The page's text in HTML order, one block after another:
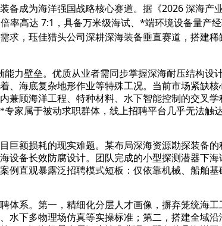
成为海洋强国战略核心赛道。据《2026 深海
率高达 7:1，具备万米级海试、*端环境设备量产
，珏佳猎头公司深耕深海装备垂直赛道，搭建
力壁垒。优质从业者需同步掌握深海耐压结构设
海底复杂地形作业等特殊工况。当前市场紧缺
顾海洋工程、特种材料、水下智能控制的交叉
家属于被动求职群体，线上招聘平台几乎无法触
巨额损耗的现实难题。某布局深海资源勘探装备
备长效防腐设计。团队完成的小型探测潜器下
直观暴露泛招聘模式短板：仅依靠机械、船舶
体系。第一，精细化分层人才画像，摒弃笼统海
下多物理场仿真等实操标准；第二，搭建全域